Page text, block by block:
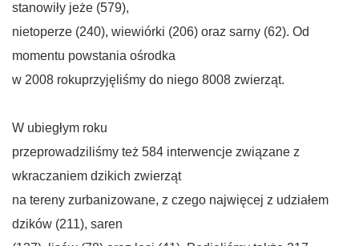
stanowiły jeże (579),
nietoperze (240), wiewiórki (206) oraz sarny (62). Od
momentu powstania ośrodka
w 2008 rokuprzyjęliśmy do niego 8008 zwierząt.
W ubiegłym roku
przeprowadziliśmy też 584 interwencje związane z
wkraczaniem dzikich zwierząt
na tereny zurbanizowane, z czego najwięcej z udziałem
dzików (211), saren